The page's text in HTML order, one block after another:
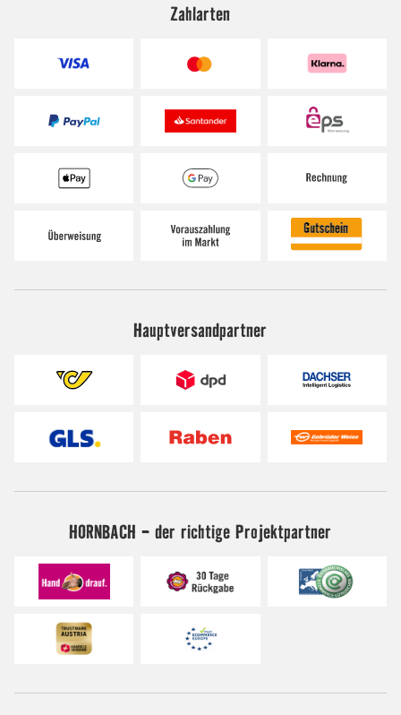
Zahlarten
Hauptversandpartner
HORNBACH - der richtige Projektpartner